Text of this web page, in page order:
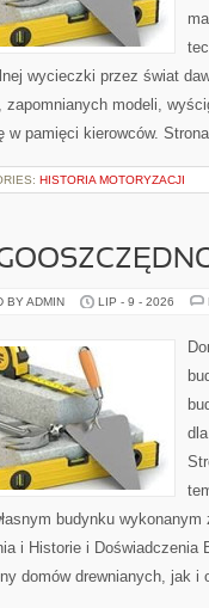
wycieczki przez świat
zapomnianych modeli,
w pamięci kierowców.
HISTORIA MOTORYZACJI
BY ADMIN LIP - 9 - 2026
budynku
i Historie i Doświadczenia
domów drewnianych, jak